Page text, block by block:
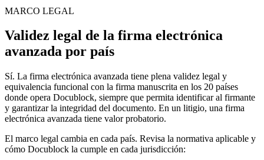
MARCO LEGAL
Validez legal de la firma electrónica
avanzada por país
Sí. La firma electrónica avanzada tiene plena validez legal y
equivalencia funcional con la firma manuscrita en los 20 países
donde opera Docublock, siempre que permita identificar al firmante
y garantizar la integridad del documento. En un litigio, una firma
electrónica avanzada tiene valor probatorio.
El marco legal cambia en cada país. Revisa la normativa aplicable y
cómo Docublock la cumple en cada jurisdicción: